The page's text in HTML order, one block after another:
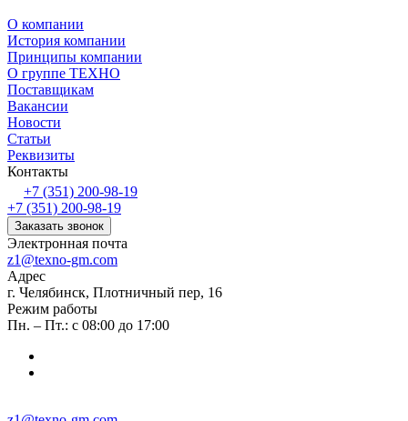
О компании
История компании
Принципы компании
О группе ТЕХНО
Поставщикам
Вакансии
Новости
Статьи
Реквизиты
Контакты
+7 (351) 200-98-19
+7 (351) 200-98-19
Заказать звонок
Электронная почта
z1@texno-gm.com
Адрес
г. Челябинск, Плотничный пер, 16
Режим работы
Пн. – Пт.: с 08:00 до 17:00